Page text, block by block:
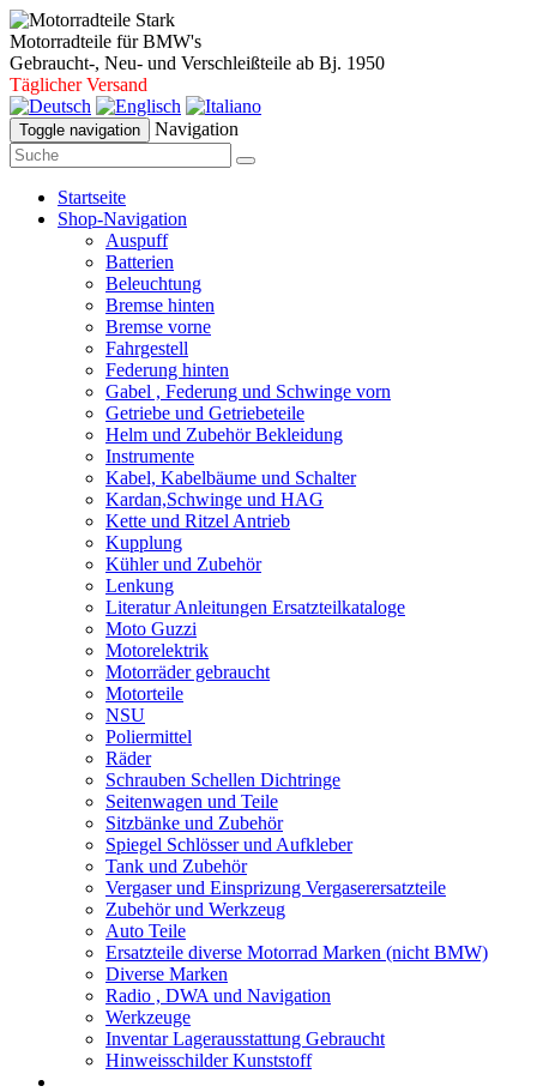
Motorradteile für BMW's
Gebraucht-, Neu- und Verschleißteile ab Bj. 1950
Täglicher Versand
Toggle navigation Navigation
Startseite
Shop-Navigation
Auspuff
Batterien
Beleuchtung
Bremse hinten
Bremse vorne
Fahrgestell
Federung hinten
Gabel , Federung und Schwinge vorn
Getriebe und Getriebeteile
Helm und Zubehör Bekleidung
Instrumente
Kabel, Kabelbäume und Schalter
Kardan,Schwinge und HAG
Kette und Ritzel Antrieb
Kupplung
Kühler und Zubehör
Lenkung
Literatur Anleitungen Ersatzteilkataloge
Moto Guzzi
Motorelektrik
Motorräder gebraucht
Motorteile
NSU
Poliermittel
Räder
Schrauben Schellen Dichtringe
Seitenwagen und Teile
Sitzbänke und Zubehör
Spiegel Schlösser und Aufkleber
Tank und Zubehör
Vergaser und Einsprizung Vergaserersatzteile
Zubehör und Werkzeug
Auto Teile
Ersatzteile diverse Motorrad Marken (nicht BMW)
Diverse Marken
Radio , DWA und Navigation
Werkzeuge
Inventar Lagerausstattung Gebraucht
Hinweisschilder Kunststoff